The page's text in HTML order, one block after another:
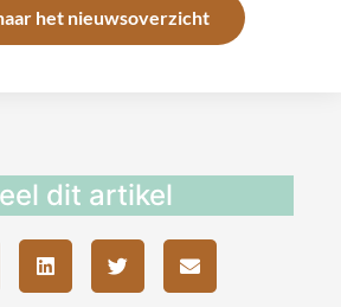
het nieuwsoverzicht
dit artikel